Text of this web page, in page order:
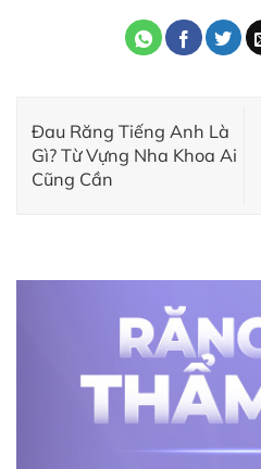
Đau Răng Tiếng Anh Là
Gì? Từ Vựng Nha Khoa Ai
Cũng Cần